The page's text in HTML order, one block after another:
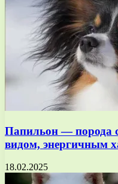
Папильон — порода
видом, энергичным
18.02.2025